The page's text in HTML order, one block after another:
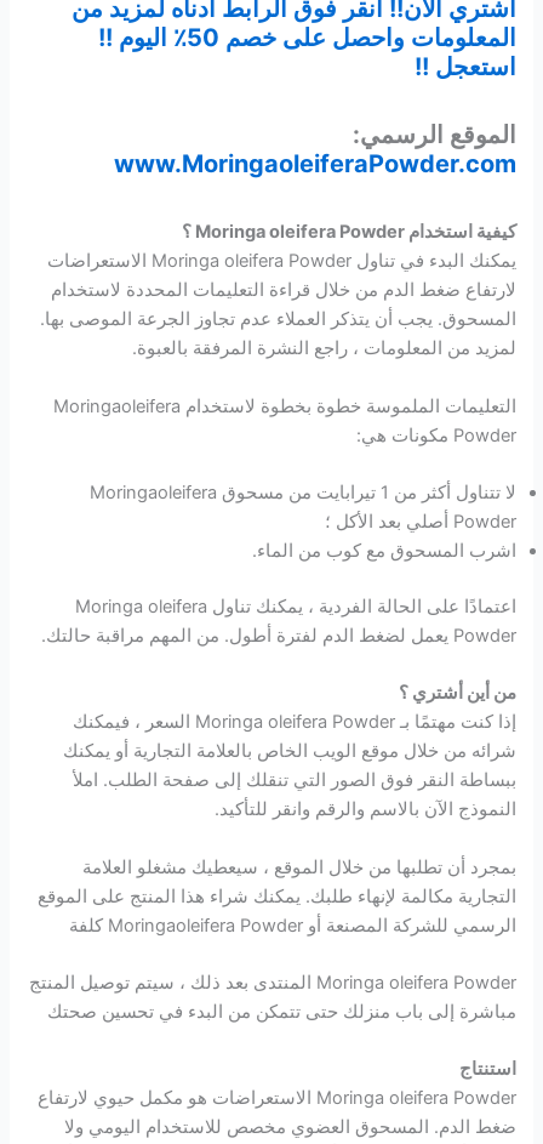
اشتري الآن!! انقر فوق الرابط أدناه لمزيد من
المعلومات واحصل على خصم 50٪ اليوم !!
استعجل !!
الموقع الرسمي:
www.MoringaoleiferaPowder.com
كيفية استخدام Moringa oleifera Powder ؟
يمكنك البدء في تناول Moringa oleifera Powder الاستعراضات
لارتفاع ضغط الدم من خلال قراءة التعليمات المحددة لاستخدام
المسحوق. يجب أن يتذكر العملاء عدم تجاوز الجرعة الموصى بها.
لمزيد من المعلومات ، راجع النشرة المرفقة بالعبوة.
التعليمات الملموسة خطوة بخطوة لاستخدام Moringaoleifera
Powder مكونات هي:
لا تتناول أكثر من 1 تيرابايت من مسحوق Moringaoleifera
Powder أصلي بعد الأكل ؛
اشرب المسحوق مع كوب من الماء.
اعتمادًا على الحالة الفردية ، يمكنك تناول Moringa oleifera
Powder يعمل لضغط الدم لفترة أطول. من المهم مراقبة حالتك.
من أين أشتري ؟
إذا كنت مهتمًا بـ Moringa oleifera Powder السعر ، فيمكنك
شرائه من خلال موقع الويب الخاص بالعلامة التجارية أو يمكنك
ببساطة النقر فوق الصور التي تنقلك إلى صفحة الطلب. املأ
النموذج الآن بالاسم والرقم وانقر للتأكيد.
بمجرد أن تطلبها من خلال الموقع ، سيعطيك مشغلو العلامة
التجارية مكالمة لإنهاء طلبك. يمكنك شراء هذا المنتج على الموقع
الرسمي للشركة المصنعة أو Moringaoleifera Powder كلفة
Moringa oleifera Powder المنتدى بعد ذلك ، سيتم توصيل المنتج
مباشرة إلى باب منزلك حتى تتمكن من البدء في تحسين صحتك
استنتاج
Moringa oleifera Powder الاستعراضات هو مكمل حيوي لارتفاع
ضغط الدم. المسحوق العضوي مخصص للاستخدام اليومي ولا